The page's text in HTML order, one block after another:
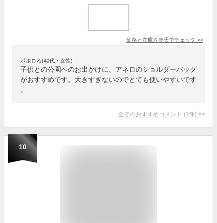
価格と在庫を楽天でチェック >>
ポポロろ(40代・女性)
子供との公園へのお出かけに、アネロのショルダーバッグ
がおすすめです。大きすぎないのでとても使いやすいです
。
全てのおすすめコメント (1 件) >
10